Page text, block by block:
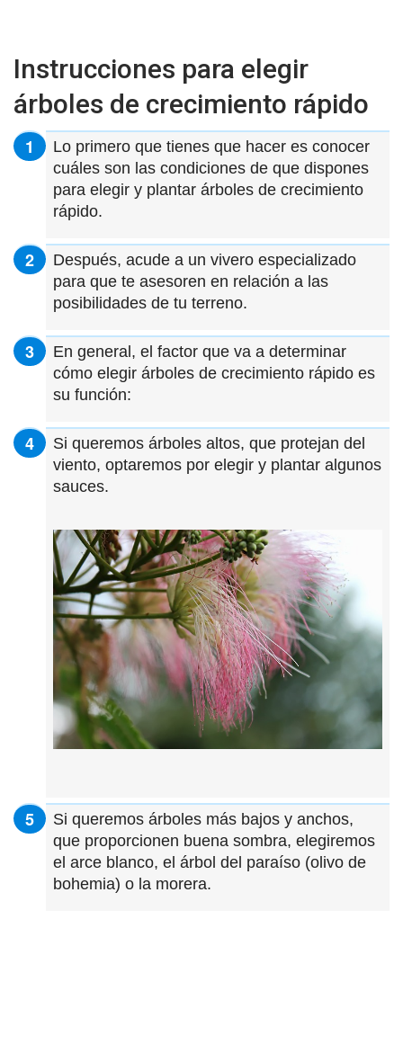
Instrucciones para elegir
árboles de crecimiento rápido
Lo primero que tienes que hacer es conocer
cuáles son las condiciones de que dispones
para elegir y plantar árboles de crecimiento
rápido.
Después, acude a un vivero especializado
para que te asesoren en relación a las
posibilidades de tu terreno.
En general, el factor que va a determinar
cómo elegir árboles de crecimiento rápido es
su función:
Si queremos árboles altos, que protejan del
viento, optaremos por elegir y plantar algunos
sauces.
Si queremos árboles más bajos y anchos,
que proporcionen buena sombra, elegiremos
el arce blanco, el árbol del paraíso (olivo de
bohemia) o la morera.